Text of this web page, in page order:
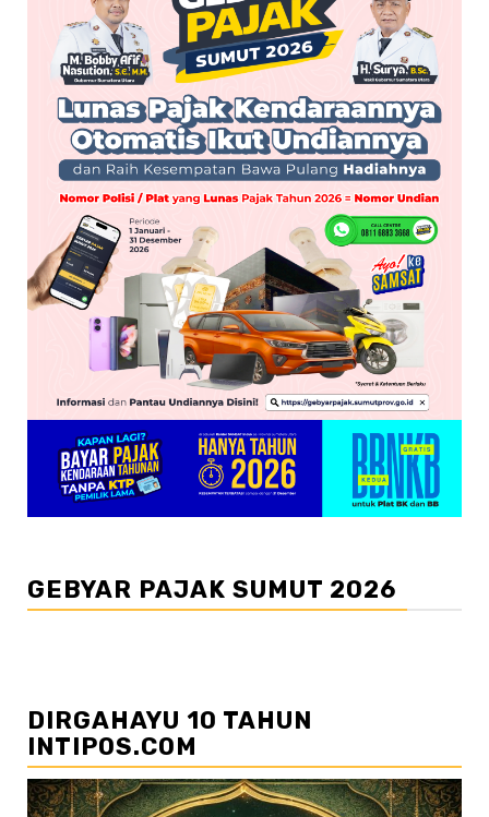
GEBYAR PAJAK SUMUT 2026
DIRGAHAYU 10 TAHUN
INTIPOS.COM